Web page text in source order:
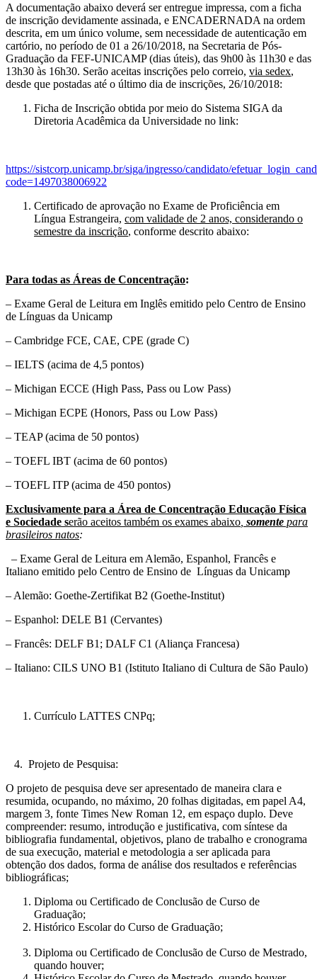
A documentação abaixo deverá ser entregue impressa, com a ficha
de inscrição devidamente assinada, e ENCADERNADA na ordem
descrita, em um único volume, sem necessidade de autenticação em
cartório, no período de 01 a 26/10/2018, na Secretaria de Pós-
Graduação da FEF-UNICAMP (dias úteis), das 9h00 às 11h30 e das
13h30 às 16h30. Serão aceitas inscrições pelo correio, via sedex,
desde que postadas até o último dia de inscrições, 26/10/2018:
Ficha de Inscrição obtida por meio do Sistema SIGA da
Diretoria Acadêmica da Universidade no link:
https://sistcorp.unicamp.br/siga/ingresso/candidato/
code=1497038006922
Certificado de aprovação no Exame de Proficiência em
Língua Estrangeira, com validade de 2 anos, considerando o
semestre da inscrição, conforme descrito abaixo:
Para todas as Áreas de Concentração:
– Exame Geral de Leitura em Inglês emitido pelo Centro de Ensino
de Línguas da Unicamp
– Cambridge FCE, CAE, CPE (grade C)
– IELTS (acima de 4,5 pontos)
– Michigan ECCE (High Pass, Pass ou Low Pass)
– Michigan ECPE (Honors, Pass ou Low Pass)
– TEAP (acima de 50 pontos)
– TOEFL IBT (acima de 60 pontos)
– TOEFL ITP (acima de 450 pontos)
Exclusivamente para a Área de Concentração Educação Física
e Sociedade serão aceitos também os exames abaixo somente para
brasileiros natos:
– Exame Geral de Leitura em Alemão, Espanhol, Francês e
Italiano emitido pelo Centro de Ensino de Línguas da Unicamp
– Alemão: Goethe-Zertifikat B2 (Goethe-Institut)
– Espanhol: DELE B1 (Cervantes)
– Francês: DELF B1; DALF C1 (Aliança Francesa)
– Italiano: CILS UNO B1 (Istituto Italiano di Cultura de São Paulo)
Currículo LATTES CNPq;
4. Projeto de Pesquisa:
O projeto de pesquisa deve ser apresentado de maneira clara e
resumida, ocupando, no máximo, 20 folhas digitadas, em papel A4,
margem 3, fonte Times New Roman 12, em espaço duplo. Deve
compreender: resumo, introdução e justificativa, com síntese da
bibliografia fundamental, objetivos, plano de trabalho e cronograma
de sua execução, material e metodologia a ser aplicada para
obtenção dos dados, forma de análise dos resultados e referências
bibliográficas;
Diploma ou Certificado de Conclusão de Curso de
Graduação;
Histórico Escolar do Curso de Graduação;
Diploma ou Certificado de Conclusão de Curso de Mestrado,
quando houver;